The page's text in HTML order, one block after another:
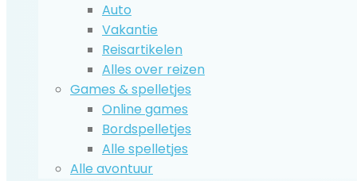
Auto
Vakantie
Reisartikelen
Alles over reizen
Games & spelletjes
Online games
Bordspelletjes
Alle spelletjes
Alle avontuur